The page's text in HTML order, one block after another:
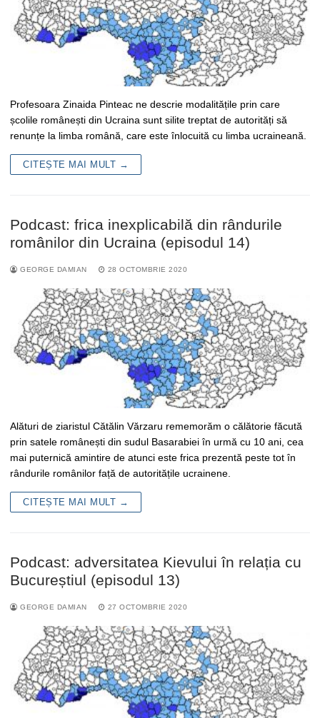
Profesoara Zinaida Pinteac ne descrie modalitățile prin care
școlile românești din Ucraina sunt silite treptat de autorități să
renunțe la limba română, care este înlocuită cu limba ucraineană.
CITEȘTE MAI MULT →
Podcast: frica inexplicabilă din rândurile
românilor din Ucraina (episodul 14)
GEORGE DAMIAN 28 OCTOMBRIE 2020
Alături de ziaristul Cătălin Vărzaru rememorăm o călătorie făcută
prin satele românești din sudul Basarabiei în urmă cu 10 ani, cea
mai puternică amintire de atunci este frica prezentă peste tot în
rândurile românilor față de autoritățile ucrainene.
CITEȘTE MAI MULT →
Podcast: adversitatea Kievului în relația cu
Bucureștiul (episodul 13)
GEORGE DAMIAN 27 OCTOMBRIE 2020